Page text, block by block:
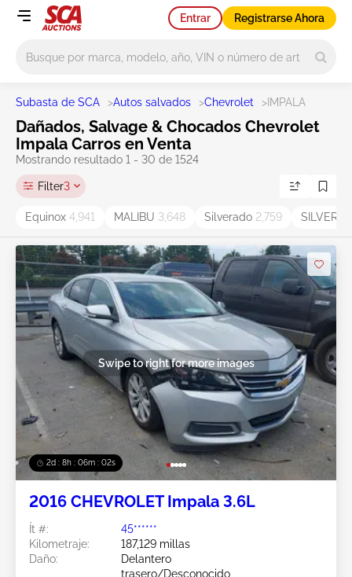
Entrar Registrarse Ahora
Subasta de SCA >Autos salvados >Chevrolet > IMPALA
Dañados, Salvage & Chocados Chevrolet
Impala Carros en Venta
Mostrando resultado 1 - 30 de 1524
Filter3
Equinox 4,941 MALIBU 3,648 Silverado 2,759
2d : 8h : 05m : 59s
Swipe to right for more images
2016 CHEVROLET Impala 3.6L
Ít #:
45******
Kilometraje:
187,129 millas
Daño:
Delantero
trasero/Desconocido